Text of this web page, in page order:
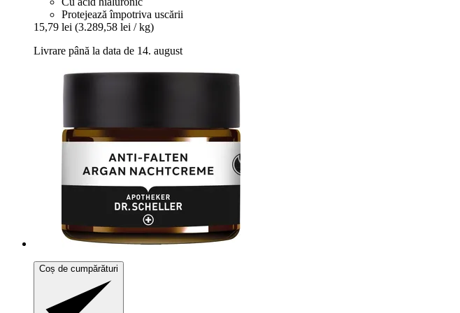
Protejează împotriva uscării
15,79 lei (3.289,58 lei / kg)
Livrare până la data de 14. august
Coș de cumpărături